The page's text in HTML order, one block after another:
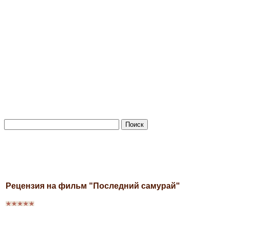
Рецензия на фильм "Последний самурай"